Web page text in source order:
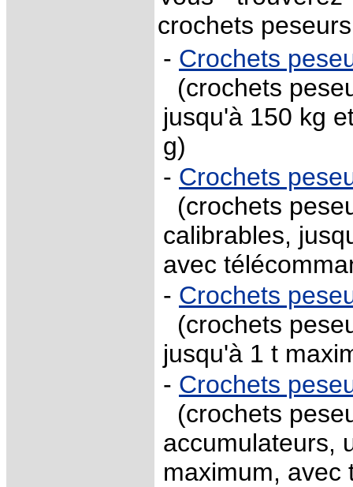
crochets
- Crochets
(crochets
jusqu'à 150 kg
g)
- Crochets
(crochets
calibrables,
avec
- Crochets
(crochets
jusqu'à 1 t
- Crochets
(crochets
accumulateurs,
maximum, avec